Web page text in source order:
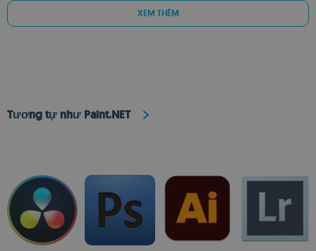
XEM THÊM
Tương tự như Paint.NET